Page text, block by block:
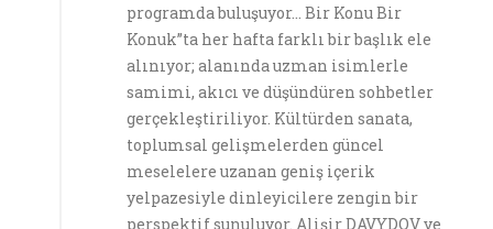
programda buluşuyor… Bir Konu Bir
Konuk”ta her hafta farklı bir başlık ele
alınıyor; alanında uzman isimlerle
samimi, akıcı ve düşündüren sohbetler
gerçekleştiriliyor. Kültürden sanata,
toplumsal gelişmelerden güncel
meselelere uzanan geniş içerik
yelpazesiyle dinleyicilere zengin bir
perspektif sunuluyor. Alişir DAVYDOV ve